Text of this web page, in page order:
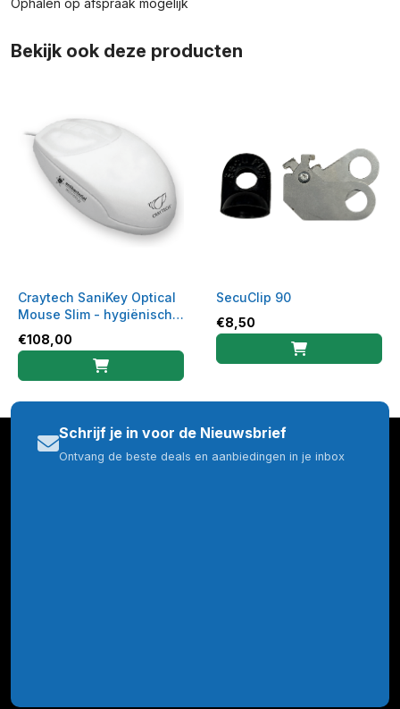
Ophalen op afspraak mogelijk
Bekijk ook deze producten
Craytech SaniKey Optical
Mouse Slim - hygiënische
muis
€108,00
SecuClip 90
€8,50
Schrijf je in voor de Nieuwsbrief
Ontvang de beste deals en aanbiedingen in je inbox